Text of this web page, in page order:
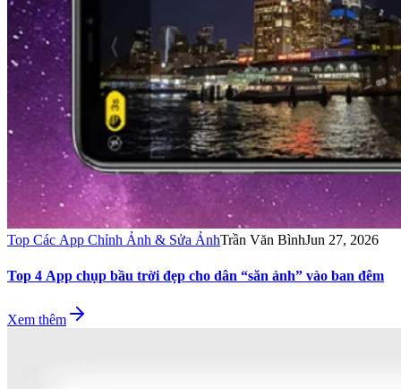
Top Các App Chỉnh Ảnh & Sửa ẢnhTrần Văn BìnhJun 27, 2026
Top 4 App chụp bầu trời đẹp cho dân “săn ảnh” vào ban đêm
Xem thêm